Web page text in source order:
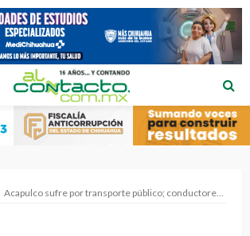
Acapulco sufre por transporte público; conductores hacen paro parcial